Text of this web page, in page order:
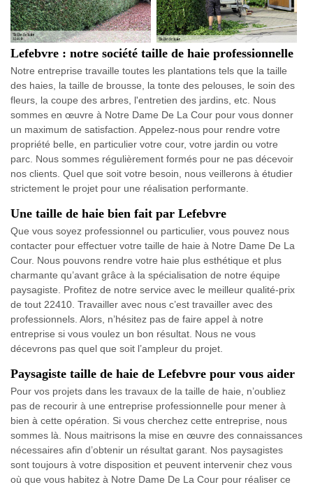
Lefebvre : notre société taille de haie professionnelle
Notre entreprise travaille toutes les plantations tels que la taille
des haies, la taille de brousse, la tonte des pelouses, le soin des
fleurs, la coupe des arbres, l'entretien des jardins, etc. Nous
sommes en œuvre à Notre Dame De La Cour pour vous donner
un maximum de satisfaction. Appelez-nous pour rendre votre
propriété belle, en particulier votre cour, votre jardin ou votre
parc. Nous sommes régulièrement formés pour ne pas décevoir
nos clients. Quel que soit votre besoin, nous veillerons à étudier
strictement le projet pour une réalisation performante.
Une taille de haie bien fait par Lefebvre
Que vous soyez professionnel ou particulier, vous pouvez nous
contacter pour effectuer votre taille de haie à Notre Dame De La
Cour. Nous pouvons rendre votre haie plus esthétique et plus
charmante qu’avant grâce à la spécialisation de notre équipe
paysagiste. Profitez de notre service avec le meilleur qualité-prix
de tout 22410. Travailler avec nous c’est travailler avec des
professionnels. Alors, n’hésitez pas de faire appel à notre
entreprise si vous voulez un bon résultat. Nous ne vous
décevrons pas quel que soit l’ampleur du projet.
Paysagiste taille de haie de Lefebvre pour vous aider
Pour vos projets dans les travaux de la taille de haie, n’oubliez
pas de recourir à une entreprise professionnelle pour mener à
bien à cette opération. Si vous cherchez cette entreprise, nous
sommes là. Nous maitrisons la mise en œuvre des connaissances
nécessaires afin d’obtenir un résultat garant. Nos paysagistes
sont toujours à votre disposition et peuvent intervenir chez vous
où que vous habitez à Notre Dame De La Cour pour réaliser ce